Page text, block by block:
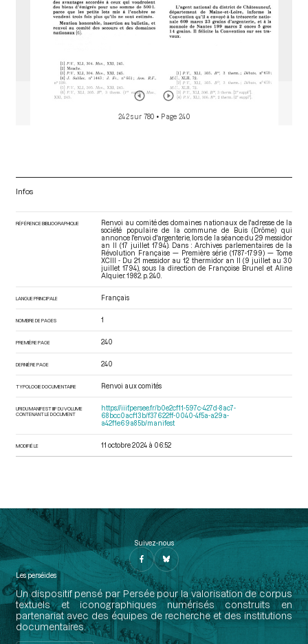
242 sur 780 • Page 240
Infos
RÉFÉRENCE BIBLIOGRAPHIQUE
Renvoi au comité des domaines nationaux de l'adresse de la
société populaire de la commune de Buis (Drôme) qui
annonce l'envoi d'argenterie, lors de la séance du 29 messidor
an II (17 juillet 1794). Dans : Archives parlementaires de la
Révolution Française — Première série (1787-1799) — Tome
XCIII - Du 21 messidor au 12 thermidor an II (9 juillet au 30
juillet 1794) , sous la direction de Françoise Brunel et Aline
Alquier. 1982. p. 240.
LANGUE PRINCIPALE Français
NOMBRE DE PAGES 1
PREMIÈRE PAGE 240
DERNIÈRE PAGE 240
TYPOLOGIE DOCUMENTAIRE Renvoi aux comités
URI DU MANIFEST IIIF DU VOLUME
CONTENANT LE DOCUMENT
https://iiif.persee.fr/b0e2cf11-597c-427d-8ac7-
68bcc0acf13b/f37622ff-0040-4f5a-a29a-
a42f1e69a85b/manifest
MODIFIÉ LE 11 octobre 2024 à 06:52
Suivez-nous
Les perséides
Un dispositif pensé par Persée pour la valorisation de corpus
textuels et iconographiques numérisés construits en
partenariat avec des équipes de recherche et des institutions
documentaires.